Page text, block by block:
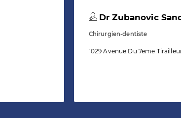
Dr Zubanovic
Chirurgien-dentiste
1029 Avenue Du 7eme